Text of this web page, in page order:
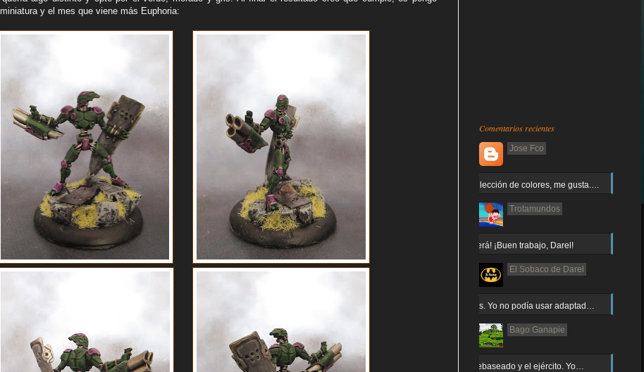
y el mes que viene más Euphoria:
Comentarios recientes
Jose Fco
Muy buena elección de colores, me gusta.…
Trotamundos
¡Arnor no caerá! ¡Buen trabajo, Darel!
El Sobaco de Darel
Jajaja gracias. Yo no podía usar adaptad…
Bago Ganapie
Increíble el rebaseado y el ejército. Yo…